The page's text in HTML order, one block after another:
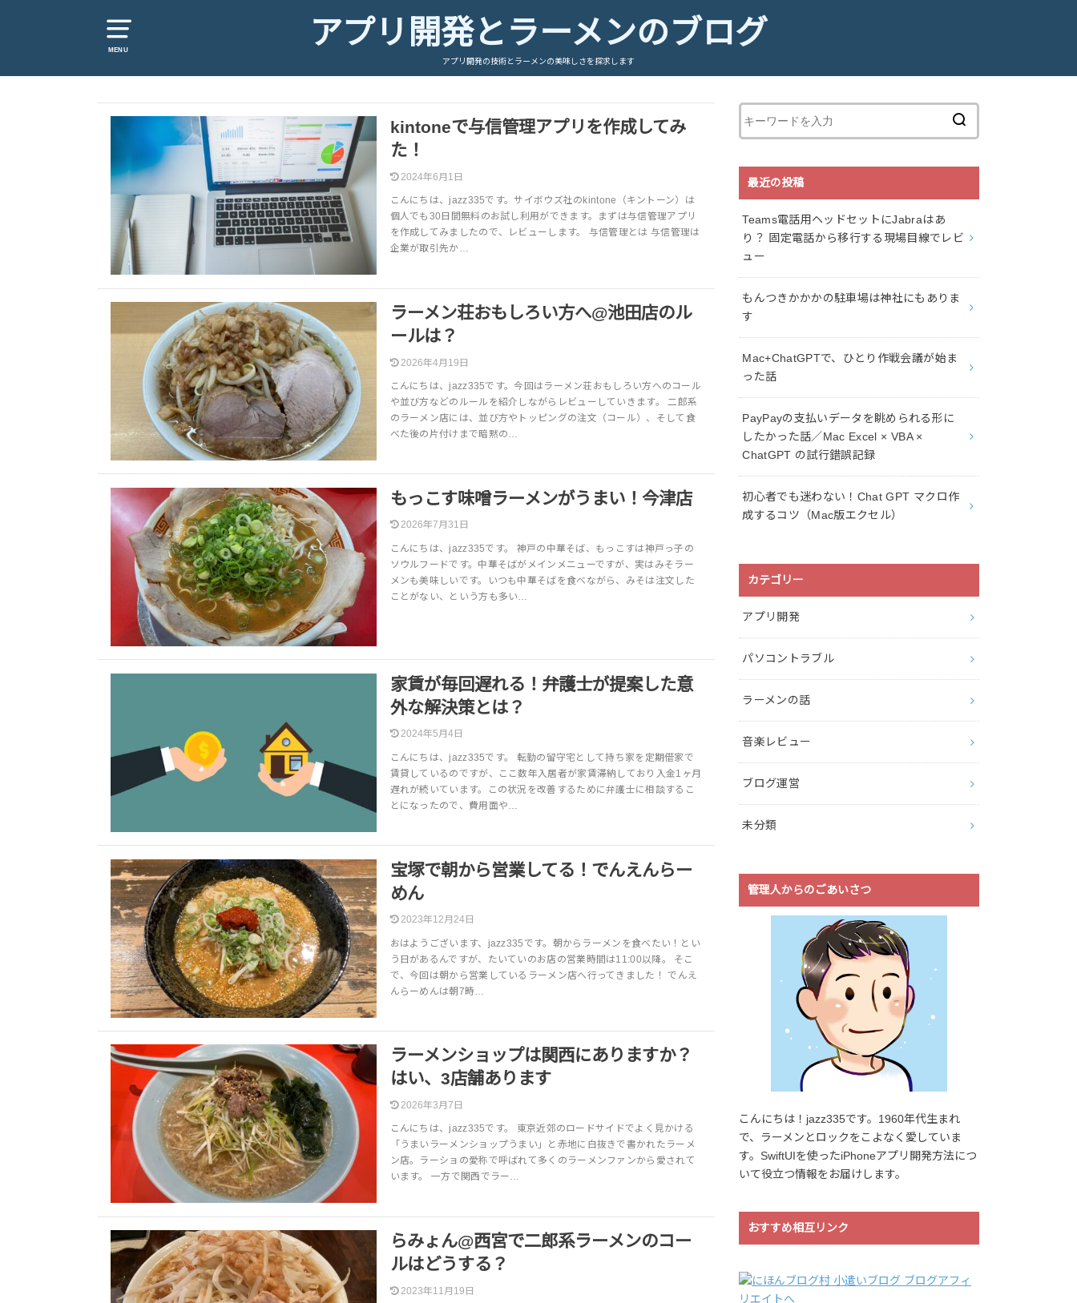
MENU アプリ開発とラーメンのブログ
アプリ開発の技術とラーメンの美味しさを探求します
kintoneで与信管理アプリを作成してみ
た！
2024年6月1日
こんにちは、jazz335です。サイボウズ社のkintone（キントーン）は
個人でも30日間無料のお試し利用ができます。まずは与信管理アプリ
を作成してみましたので、レビューします。 与信管理とは 与信管理は
企業が取引先か…
ラーメン荘おもしろい方へ@池田店のル
ールは？
2026年4月19日
こんにちは、jazz335です。今回はラーメン荘おもしろい方へのコール
や並び方などのルールを紹介しながらレビューしていきます。 二郎系
のラーメン店には、並び方やトッピングの注文（コール）、そして食
べた後の片付けまで暗黙の…
もっこす味噌ラーメンがうまい！今津店
2026年7月31日
こんにちは、jazz335です。 神戸の中華そば、もっこすは神戸っ子の
ソウルフードです。中華そばがメインメニューですが、実はみそラー
メンも美味しいです。いつも中華そばを食べながら、みそは注文した
ことがない、という方も多い…
家賃が毎回遅れる！弁護士が提案した意
外な解決策とは？
2024年5月4日
こんにちは、jazz335です。 転勤の留守宅として持ち家を定期借家で
賃貸しているのですが、ここ数年入居者が家賃滞納しており入金1ヶ月
遅れが続いています。この状況を改善するために弁護士に相談するこ
とになったので、費用面や…
宝塚で朝から営業してる！でんえんらー
めん
2023年12月24日
おはようございます、jazz335です。朝からラーメンを食べたい！とい
う日があるんですが、たいていのお店の営業時間は11:00以降。 そこ
で、今回は朝から営業しているラーメン店へ行ってきました！ でんえ
んらーめんは朝7時…
ラーメンショップは関西にありますか？
はい、3店舗あります
2026年3月7日
こんにちは、jazz335です。 東京近郊のロードサイドでよく見かける
「うまいラーメンショップうまい」と赤地に白抜きで書かれたラーメ
ン店。ラーショの愛称で呼ばれて多くのラーメンファンから愛されて
います。 一方で関西でラー…
らみょん@西宮で二郎系ラーメンのコー
ルはどうする？
2023年11月19日
最近の投稿
Teams電話用ヘッドセットにJabraはあ
り？ 固定電話から移行する現場目線でレビ
ュー
もんつきかかかの駐車場は神社にもありま
す
Mac+ChatGPTで、ひとり作戦会議が始ま
った話
PayPayの支払いデータを眺められる形に
したかった話／Mac Excel × VBA ×
ChatGPT の試行錯誤記録
初心者でも迷わない！Chat GPT マクロ作
成するコツ（Mac版エクセル）
カテゴリー
アプリ開発
パソコントラブル
ラーメンの話
音楽レビュー
ブログ運営
未分類
管理人からのごあいさつ
こんにちは！jazz335です。1960年代生まれ
で、ラーメンとロックをこよなく愛していま
す。SwiftUIを使ったiPhoneアプリ開発方法につ
いて役立つ情報をお届けします。
おすすめ相互リンク